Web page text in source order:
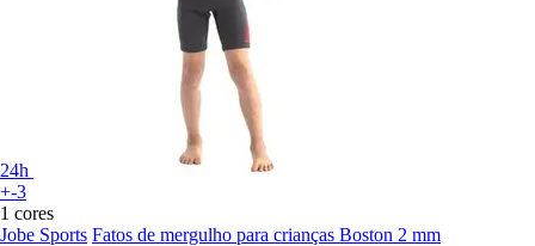
24h
+-3
1 cores
Jobe Sports Fatos de mergulho para crianças Boston 2 mm